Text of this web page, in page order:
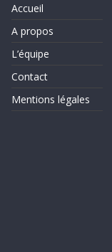
Accueil
A propos
L’équipe
Contact
Mentions légales